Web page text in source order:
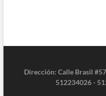
Dirección: Calle Brasil
512234026 -